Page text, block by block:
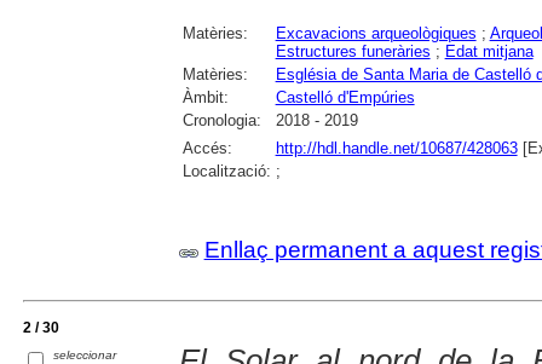
Matèries: Excavacions arqueològiques ;
Estructures funeràries ; Edat mitjana
Matèries:
Església de Santa Maria de Castelló
Àmbit:
Castelló d'Empúries
Cronologia:
2018 - 2019
Accés:
http://hdl.handle.net/10687/428063
Localització: ;
Enllaç permanent a aquest
2 / 30
seleccionar